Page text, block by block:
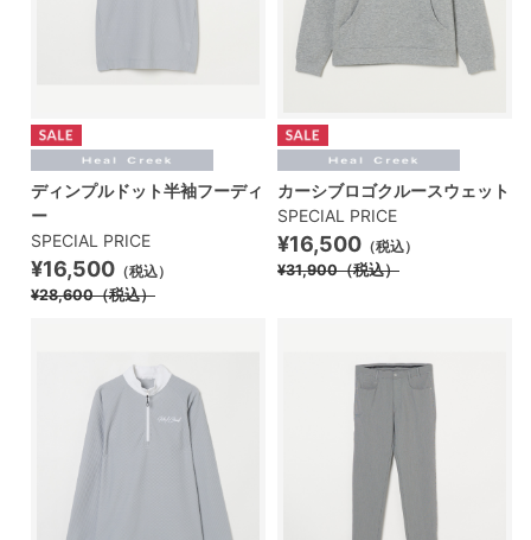
ディンプルドット半袖フーディ
ー
SPECIAL PRICE
¥16,500 （税込）
¥28,600（税込）
カーシブロゴクルースウェット
SPECIAL PRICE
¥16,500 （税込）
¥31,900（税込）